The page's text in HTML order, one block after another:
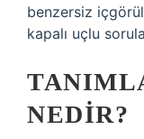
benzersiz
kapalı uçlu
NEDIR?